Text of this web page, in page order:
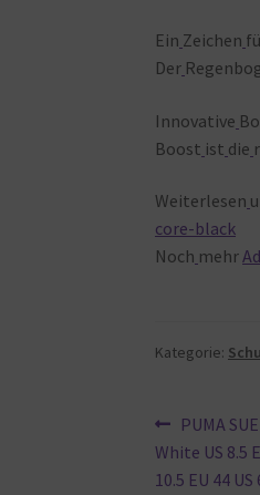
Ein Zeichen
Der
Innovative
Boost ist die
Weiterlesen
core-black
Noch mehr
Kategorie:
Vorheriger
Beitrag:
PUMA
White US 8.5
10.5 EU 44 US